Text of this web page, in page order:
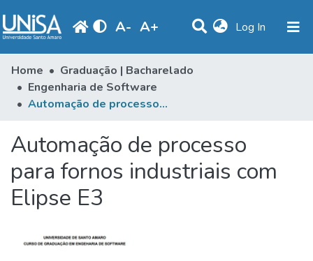
A- A+ Log In (current)
Communities & Collections
Statistics
Produção Docente
Library
Periodicals
Home
Graduação | Bacharelado
Engenharia de Software
Automação de processo para fornos industriais com Elipse E3
Automação de processo
para fornos industriais com
Elipse E3